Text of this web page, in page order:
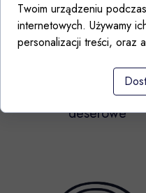
Talerze
deserowe
Twoim urządzeniu
internetowych. Używamy
personalizacji treści, oraz